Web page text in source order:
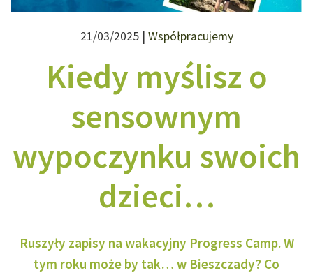
21/03/2025 | Współpracujemy
Kiedy myślisz o
sensownym
wypoczynku swoich
dzieci…
Ruszyły zapisy na wakacyjny Progress Camp. W
tym roku może by tak… w Bieszczady? Co